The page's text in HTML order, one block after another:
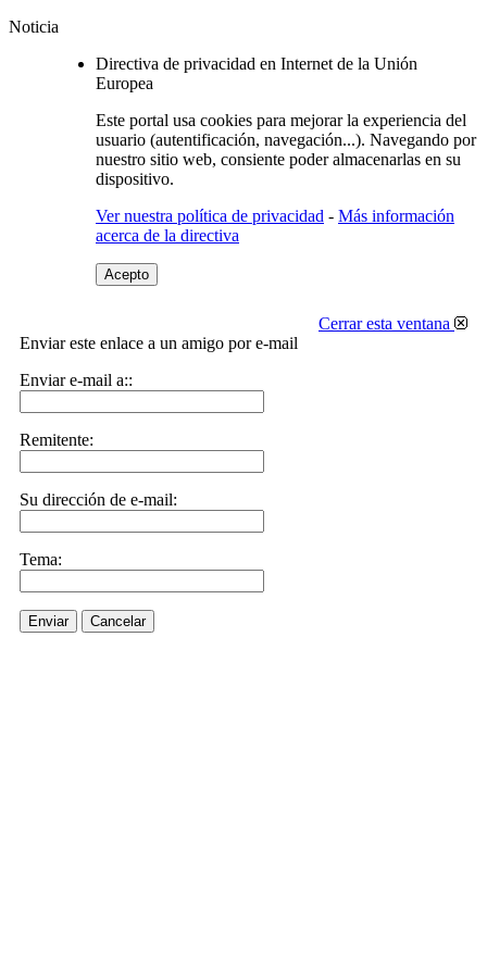
Noticia
Directiva de privacidad en Internet de la Unión
Europea
Este portal usa cookies para mejorar la experiencia del
usuario (autentificación, navegación...). Navegando por
nuestro sitio web, consiente poder almacenarlas en su
dispositivo.
Ver nuestra política de privacidad - Más información
acerca de la directiva
Acepto
Cerrar esta ventana
Enviar este enlace a un amigo por e-mail
Enviar e-mail a::
Remitente:
Su dirección de e-mail:
Tema:
Enviar Cancelar